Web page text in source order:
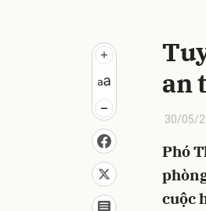
an
30/05/
Phó
cuộc